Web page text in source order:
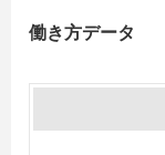
働き方データ